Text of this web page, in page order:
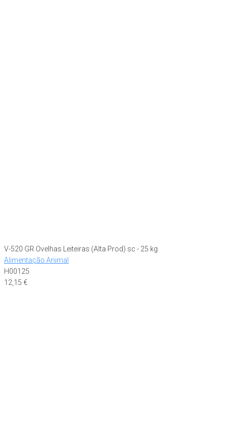
V-520 GR Ovelhas Leiteiras (Alta Prod) sc - 25 kg
Alimentação Animal
H00125
12,15 €